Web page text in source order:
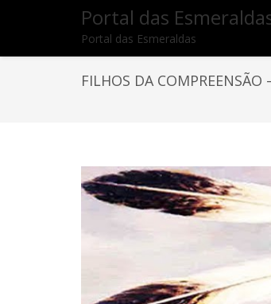
Portal das
Portal das Esmeraldas
FILHOS DA COMPREENSÃO